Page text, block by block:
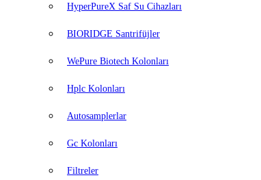
HyperPureX Saf Su Cihazları
BIORIDGE Santrifüjler
WePure Biotech Kolonları
Hplc Kolonları
Autosamplerlar
Gc Kolonları
Filtreler